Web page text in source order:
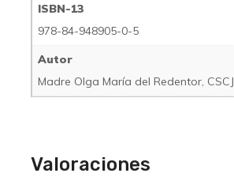
ISBN-13
978-84-948905-0-5
Autor
Madre Olga María del Redentor, CSCJ
Valoraciones